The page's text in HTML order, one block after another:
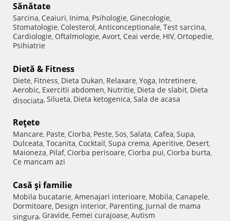
Sănătate
Sarcina, Ceaiuri, Inima, Psihologie, Ginecologie,
Stomatologie, Colesterol, Anticonceptionale, Test sarcina,
Cardiologie, Oftalmologie, Avort, Ceai verde, HIV, Ortopedie,
Psihiatrie
Dietă & Fitness
Diete, Fitness, Dieta Dukan, Relaxare, Yoga, Intretinere,
Aerobic, Exercitii abdomen, Nutritie, Dieta de slabit, Dieta
disociata, Silueta, Dieta ketogenica, Sala de acasa
Reţete
Mancare, Paste, Ciorba, Peste, Sos, Salata, Cafea, Supa,
Dulceata, Tocanita, Cocktail, Supa crema, Aperitive, Desert,
Maioneza, Pilaf, Ciorba perisoare, Ciorba pui, Ciorba burta,
Ce mancam azi
Casă şi familie
Mobila bucatarie, Amenajari interioare, Mobila, Canapele,
Dormitoare, Design interior, Parenting, Jurnal de mama
singura, Gravide, Femei curajoase, Autism